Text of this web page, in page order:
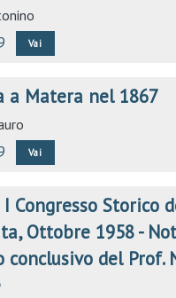
Vai
a Matera nel 1867
Vai
Congresso Storico
Ottobre 1958 -
conclusivo del Prof.